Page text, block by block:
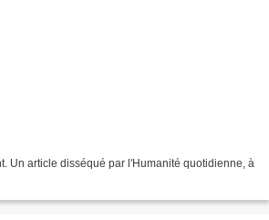
Un article disséqué par l'Humanité quotidienne, à